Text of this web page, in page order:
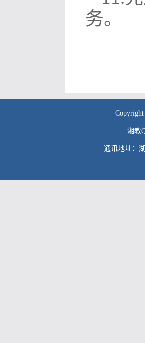
务。
湘教
通讯地址：